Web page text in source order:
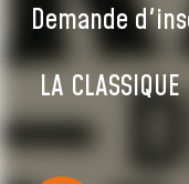
Demande
LA